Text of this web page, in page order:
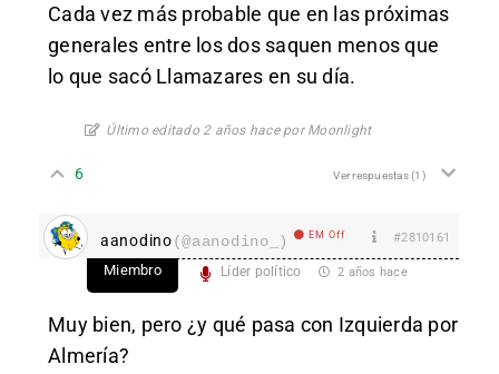
Cada vez más probable que en las próximas
generales entre los dos saquen menos que
lo que sacó Llamazares en su día.
Último editado 2 años hace por Moonlight
6 Ver respuestas(1)
aanodino(@aanodino_) EM Off #2810161
Miembro Líder político 2 años hace
Muy bien, pero ¿y qué pasa con Izquierda por
Almería?